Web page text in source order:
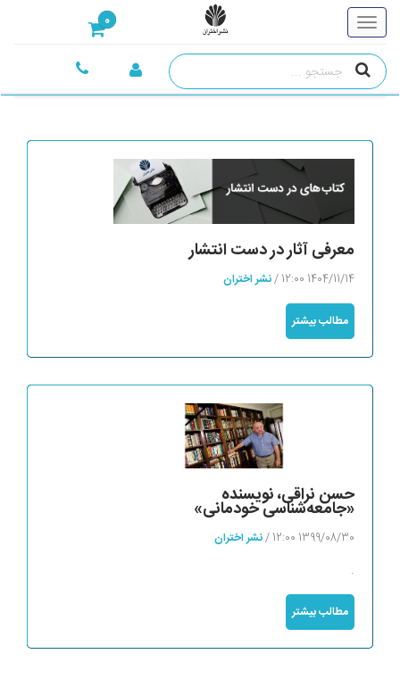
0
معرفی آثار در دست انتشار
1404/11/14 12:00 / نشر اختران
مطالب بیشتر
حسن نراقی، نویسنده
«جامعه‌شناسی خودمانی»
1399/08/30 12:00 / نشر اختران
.
مطالب بیشتر